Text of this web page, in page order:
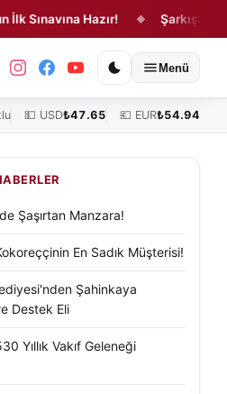
Hazır! ◆ Şarkışla'da Feci
Sivas Vefat Edenler Köşe
Menü
💵 USD₺47.65 💶 EUR₺54.94
Şaşırtan Manzara!
En Sadık Müşterisi!
Şahinkaya
Destek Eli
Yıllık Vakıf Geleneği